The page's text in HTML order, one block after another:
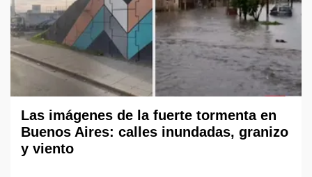
Las imágenes de la fuerte tormenta en
Buenos Aires: calles inundadas, granizo
y viento